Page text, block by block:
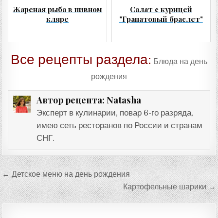
Жареная рыба в пивном
кляре
Салат с курицей
"Гранатовый браслет"
Все рецепты раздела: Блюда на день
рождения
Автор рецепта: Natasha
Эксперт в кулинарии, повар 6-го разряда,
имею сеть ресторанов по России и странам
СНГ.
Навигация
по
записям
← Детское меню на день рождения
Картофельные шарики →